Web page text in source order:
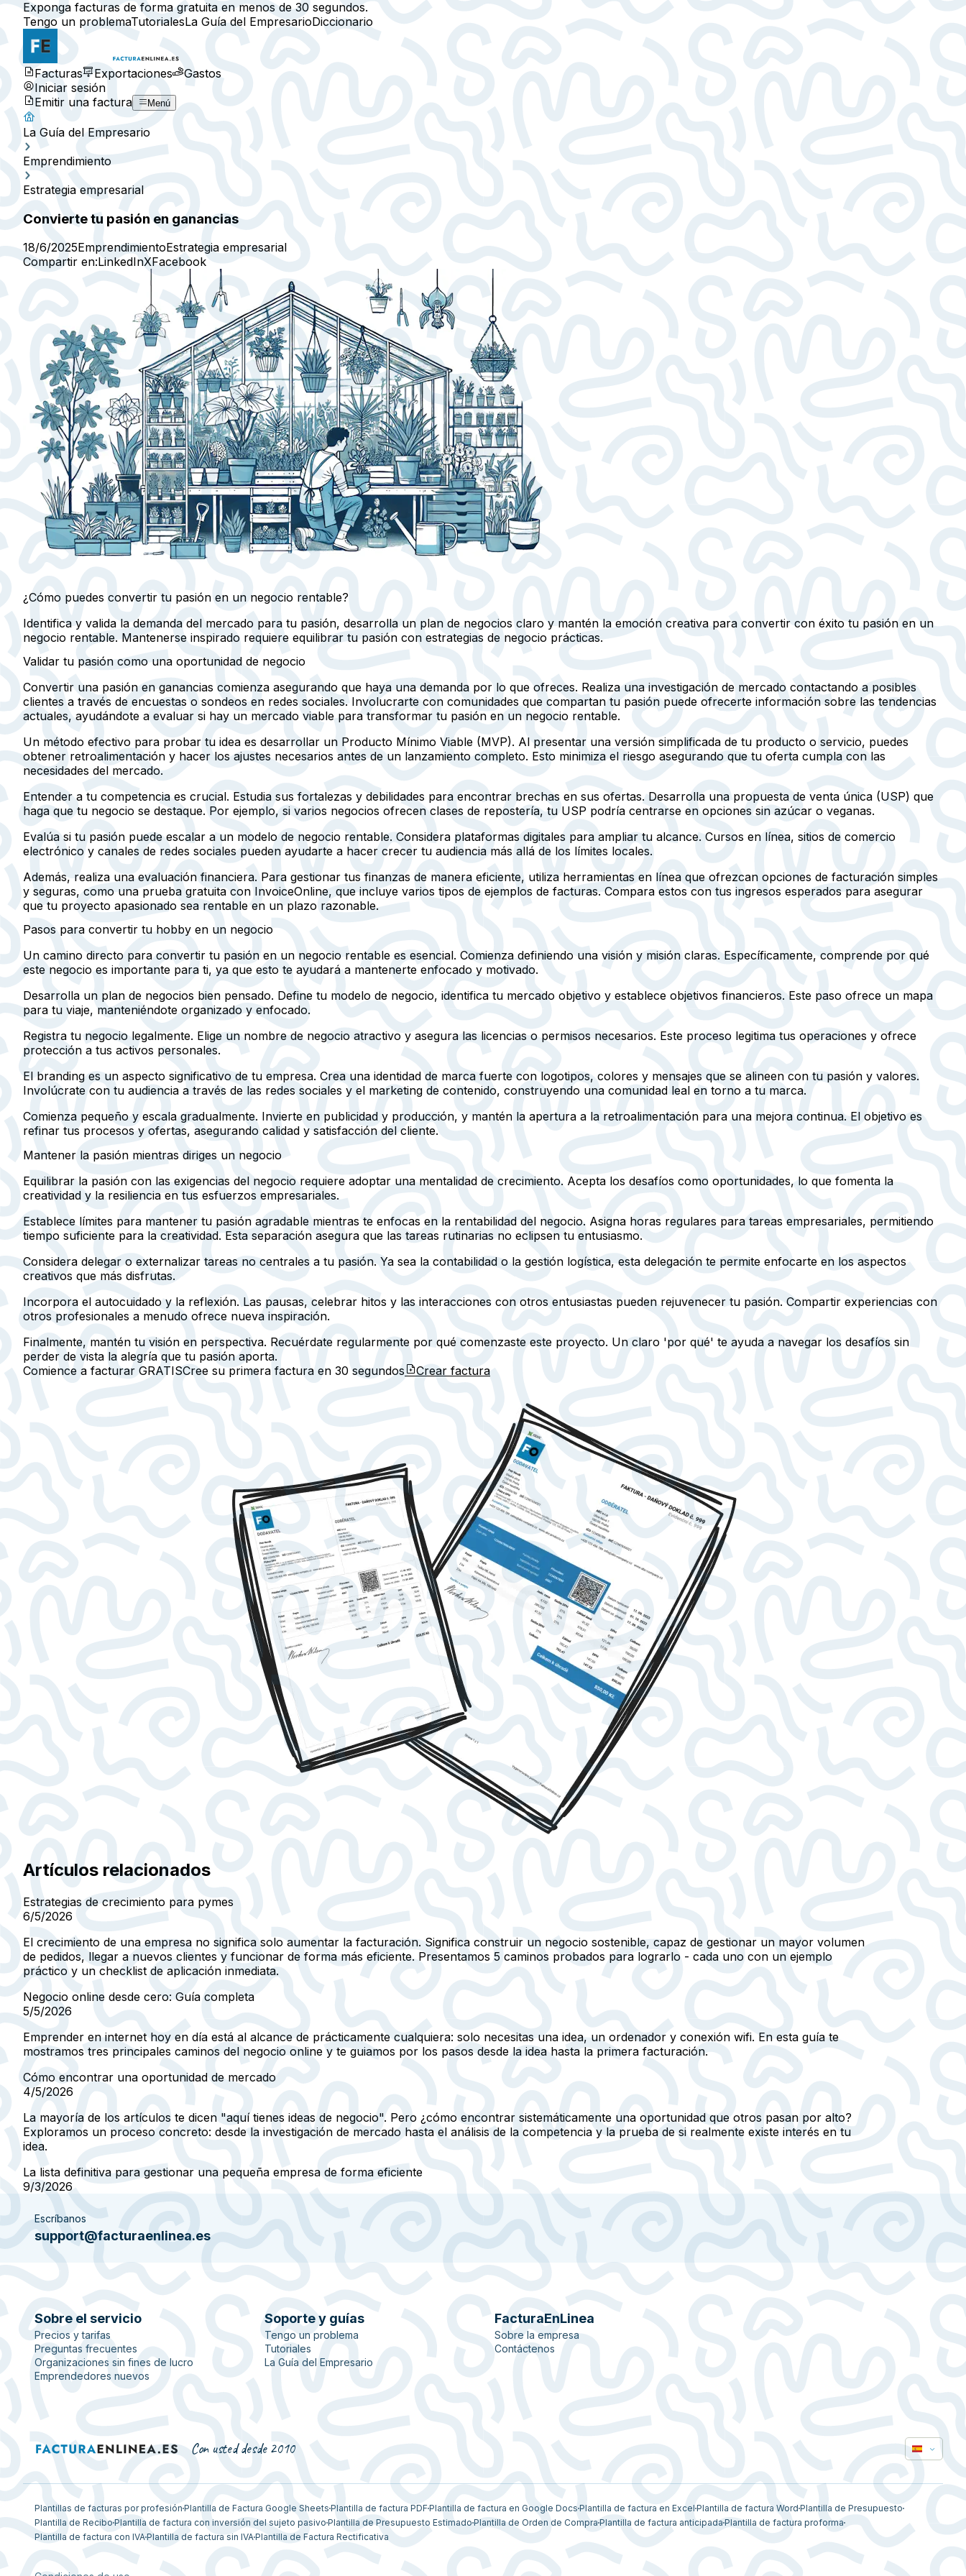
Exponga facturas de forma gratuita en menos de 30 segundos.
Tengo un problemaTutorialesLa Guía del EmpresarioDiccionario
Facturas Exportaciones
Gastos
Iniciar sesión
Emitir una factura
Menú
La Guía del Empresario
Emprendimiento
Estrategia empresarial
Convierte tu pasión en ganancias
18/6/2025EmprendimientoEstrategia empresarial
Compartir en:LinkedInXFacebook
¿Cómo puedes convertir tu pasión en un negocio rentable?
Identifica y valida la demanda del mercado para tu pasión, desarrolla un plan de negocios claro y mantén la emoción creativa para convertir con éxito tu pasión en un
negocio rentable. Mantenerse inspirado requiere equilibrar tu pasión con estrategias de negocio prácticas.
Validar tu pasión como una oportunidad de negocio
Convertir una pasión en ganancias comienza asegurando que haya una demanda por lo que ofreces. Realiza una investigación de mercado contactando a posibles
clientes a través de encuestas o sondeos en redes sociales. Involucrarte con comunidades que compartan tu pasión puede ofrecerte información sobre las tendencias
actuales, ayudándote a evaluar si hay un mercado viable para transformar tu pasión en un negocio rentable.
Un método efectivo para probar tu idea es desarrollar un Producto Mínimo Viable (MVP). Al presentar una versión simplificada de tu producto o servicio, puedes
obtener retroalimentación y hacer los ajustes necesarios antes de un lanzamiento completo. Esto minimiza el riesgo asegurando que tu oferta cumpla con las
necesidades del mercado.
Entender a tu competencia es crucial. Estudia sus fortalezas y debilidades para encontrar brechas en sus ofertas. Desarrolla una propuesta de venta única (USP) que
haga que tu negocio se destaque. Por ejemplo, si varios negocios ofrecen clases de repostería, tu USP podría centrarse en opciones sin azúcar o veganas.
Evalúa si tu pasión puede escalar a un modelo de negocio rentable. Considera plataformas digitales para ampliar tu alcance. Cursos en línea, sitios de comercio
electrónico y canales de redes sociales pueden ayudarte a hacer crecer tu audiencia más allá de los límites locales.
Además, realiza una evaluación financiera. Para gestionar tus finanzas de manera eficiente, utiliza herramientas en línea que ofrezcan opciones de facturación simples
y seguras, como una prueba gratuita con InvoiceOnline, que incluye varios tipos de ejemplos de facturas. Compara estos con tus ingresos esperados para asegurar
que tu proyecto apasionado sea rentable en un plazo razonable.
Pasos para convertir tu hobby en un negocio
Un camino directo para convertir tu pasión en un negocio rentable es esencial. Comienza definiendo una visión y misión claras. Específicamente, comprende por qué
este negocio es importante para ti, ya que esto te ayudará a mantenerte enfocado y motivado.
Desarrolla un plan de negocios bien pensado. Define tu modelo de negocio, identifica tu mercado objetivo y establece objetivos financieros. Este paso ofrece un mapa
para tu viaje, manteniéndote organizado y enfocado.
Registra tu negocio legalmente. Elige un nombre de negocio atractivo y asegura las licencias o permisos necesarios. Este proceso legitima tus operaciones y ofrece
protección a tus activos personales.
El branding es un aspecto significativo de tu empresa. Crea una identidad de marca fuerte con logotipos, colores y mensajes que se alineen con tu pasión y valores.
Involúcrate con tu audiencia a través de las redes sociales y el marketing de contenido, construyendo una comunidad leal en torno a tu marca.
Comienza pequeño y escala gradualmente. Invierte en publicidad y producción, y mantén la apertura a la retroalimentación para una mejora continua. El objetivo es
refinar tus procesos y ofertas, asegurando calidad y satisfacción del cliente.
Mantener la pasión mientras diriges un negocio
Equilibrar la pasión con las exigencias del negocio requiere adoptar una mentalidad de crecimiento. Acepta los desafíos como oportunidades, lo que fomenta la
creatividad y la resiliencia en tus esfuerzos empresariales.
Establece límites para mantener tu pasión agradable mientras te enfocas en la rentabilidad del negocio. Asigna horas regulares para tareas empresariales, permitiendo
tiempo suficiente para la creatividad. Esta separación asegura que las tareas rutinarias no eclipsen tu entusiasmo.
Considera delegar o externalizar tareas no centrales a tu pasión. Ya sea la contabilidad o la gestión logística, esta delegación te permite enfocarte en los aspectos
creativos que más disfrutas.
Incorpora el autocuidado y la reflexión. Las pausas, celebrar hitos y las interacciones con otros entusiastas pueden rejuvenecer tu pasión. Compartir experiencias con
otros profesionales a menudo ofrece nueva inspiración.
Finalmente, mantén tu visión en perspectiva. Recuérdate regularmente por qué comenzaste este proyecto. Un claro 'por qué' te ayuda a navegar los desafíos sin
perder de vista la alegría que tu pasión aporta.
Comience a facturar GRATISCree su primera factura en 30 segundos Crear factura
Artículos relacionados
Estrategias de crecimiento para pymes
6/5/2026
El crecimiento de una empresa no significa solo aumentar la facturación. Significa construir un negocio sostenible, capaz de gestionar un mayor volumen
de pedidos, llegar a nuevos clientes y funcionar de forma más eficiente. Presentamos 5 caminos probados para lograrlo - cada uno con un ejemplo
práctico y un checklist de aplicación inmediata.
Negocio online desde cero: Guía completa
5/5/2026
Emprender en internet hoy en día está al alcance de prácticamente cualquiera: solo necesitas una idea, un ordenador y conexión wifi. En esta guía te
mostramos tres principales caminos del negocio online y te guiamos por los pasos desde la idea hasta la primera facturación.
Cómo encontrar una oportunidad de mercado
4/5/2026
La mayoría de los artículos te dicen "aquí tienes ideas de negocio". Pero ¿cómo encontrar sistemáticamente una oportunidad que otros pasan por alto?
Exploramos un proceso concreto: desde la investigación de mercado hasta el análisis de la competencia y la prueba de si realmente existe interés en tu
idea.
La lista definitiva para gestionar una pequeña empresa de forma eficiente
9/3/2026
Escríbanos
support@facturaenlinea.es
Sobre el servicio
Precios y tarifas
Preguntas frecuentes
Organizaciones sin fines de lucro
Emprendedores nuevos
Soporte y guías
Tengo un problema
Tutoriales
La Guía del Empresario
FacturaEnLinea
Sobre la empresa
Contáctenos
Con usted desde 2010
Plantillas de facturas por profesión Plantilla de Factura Google Sheets Plantilla de factura PDF Plantilla de factura en Google Docs Plantilla de factura en Excel Plantilla de factura Word Plantilla de Presupuesto
Plantilla de Recibo Plantilla de factura con inversión del sujeto pasivo Plantilla de Presupuesto Estimado Plantilla de Orden de Compra Plantilla de factura anticipada Plantilla de factura proforma
Plantilla de factura con IVAPlantilla de factura sin IVAPlantilla de Factura Rectificativa